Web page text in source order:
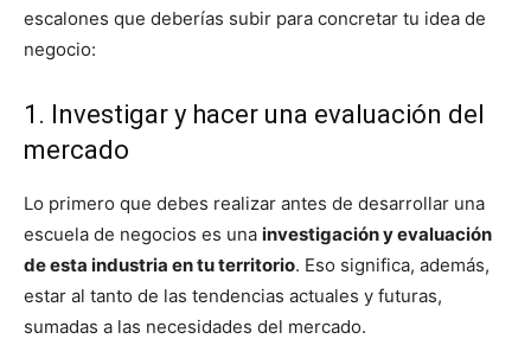
escalones que deberías subir para concretar tu idea de
negocio:
1. Investigar y hacer una evaluación del
mercado
Lo primero que debes realizar antes de desarrollar una
escuela de negocios es una investigación y evaluación
de esta industria en tu territorio. Eso significa, además,
estar al tanto de las tendencias actuales y futuras,
sumadas a las necesidades del mercado.